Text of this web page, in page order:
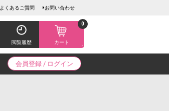
よくあるご質問 お問い合わせ
閲覧履歴 カート
0
会員登録 / ログイン